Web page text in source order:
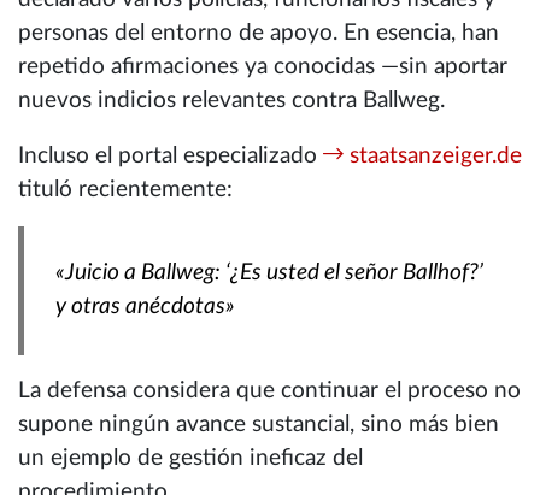
personas del entorno de apoyo. En esencia, han
repetido afirmaciones ya conocidas —sin aportar
nuevos indicios relevantes contra Ballweg.
Incluso el portal especializado
staatsanzeiger.de
tituló recientemente:
«Juicio a Ballweg: ‘¿Es usted el señor Ballhof?’
y otras anécdotas»
La defensa considera que continuar el proceso no
supone ningún avance sustancial, sino más bien
un ejemplo de gestión ineficaz del